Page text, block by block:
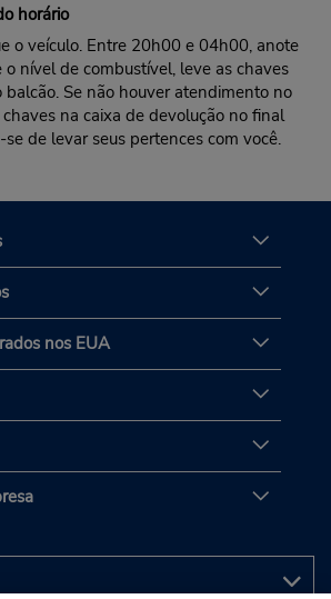
horário
o veículo. Entre 20h00 e 04h00, anote
nível de combustível, leve as chaves
balcão. Se não houver atendimento no
na caixa de devolução no final
de levar seus pertences com você.
nos EUA